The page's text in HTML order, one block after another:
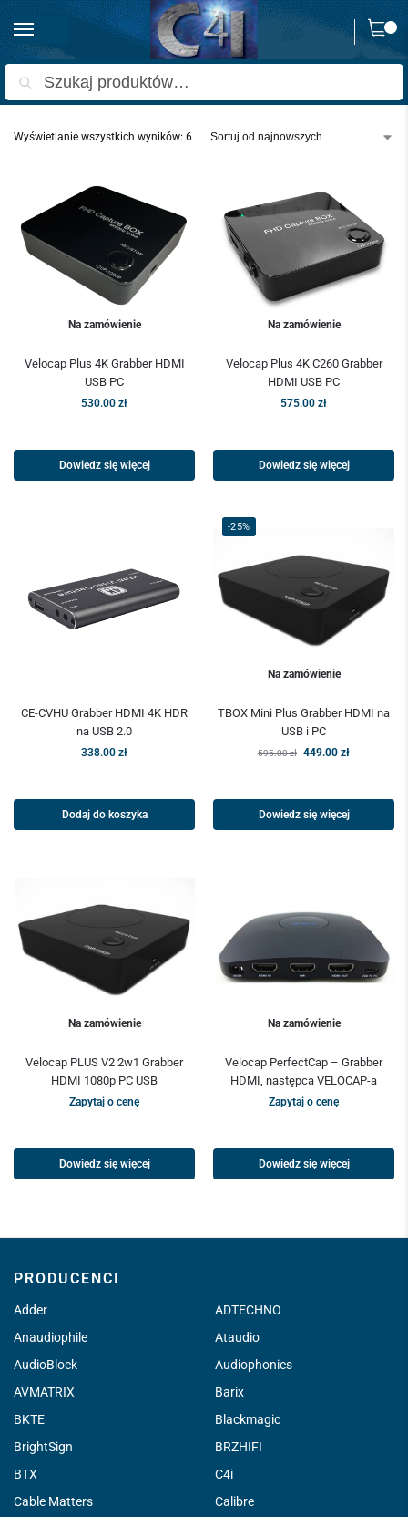
0
Strona główna Produkty oznaczone “grabber hdmi na usb”
Wyświetlanie wszystkich wyników: 6
Na zamówienie
Velocap Plus 4K Grabber HDMI
USB PC
530.00 zł
Dowiedz się więcej
Na zamówienie
Velocap Plus 4K C260 Grabber
HDMI USB PC
575.00 zł
Dowiedz się więcej
CE-CVHU Grabber HDMI 4K HDR
na USB 2.0
338.00 zł
Dodaj do koszyka
-25%
Na zamówienie
TBOX Mini Plus Grabber HDMI na
USB i PC
595.00zł 449.00 zł
Dowiedz się więcej
Na zamówienie
Velocap PLUS V2 2w1 Grabber
HDMI 1080p PC USB
Zapytaj o cenę
Dowiedz się więcej
Na zamówienie
Velocap PerfectCap – Grabber
HDMI, następca VELOCAP-a
Zapytaj o cenę
Dowiedz się więcej
PRODUCENCI
Adder
ADTECHNO
Anaudiophile
Ataudio
AudioBlock
Audiophonics
AVMATRIX
Barix
BKTE
Blackmagic
BrightSign
BRZHIFI
BTX
C4i
Cable Matters
Calibre